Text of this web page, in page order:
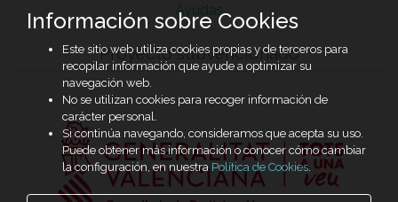
Ayudas
Proyecto subvencionado
Información sobre Cookies
Este sitio web utiliza cookies propias y de terceros para
recopilar información que ayude a optimizar su
navegación web.
No se utilizan cookies para recoger información de
carácter personal.
Si continúa navegando, consideramos que acepta su uso.
Puede obtener más información o conocer cómo cambiar
la configuración, en nuestra Política de Cookies.